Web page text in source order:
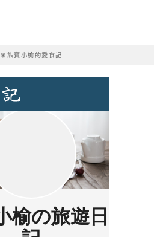
🧚熊寶小榆的愛食記